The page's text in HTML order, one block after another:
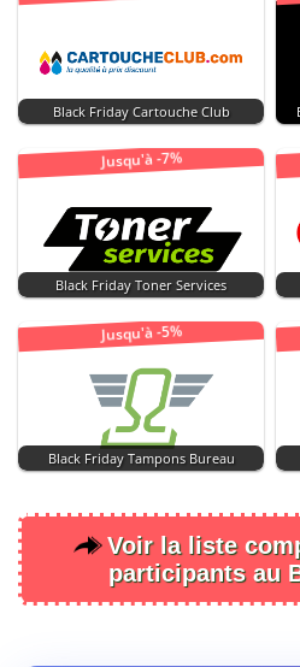
Black Friday Cartouche Club
Jusqu'à -7%
Black Friday Toner Services
Jusqu'à -5%
Black Friday Tampons Bureau
Voir la liste
participants au